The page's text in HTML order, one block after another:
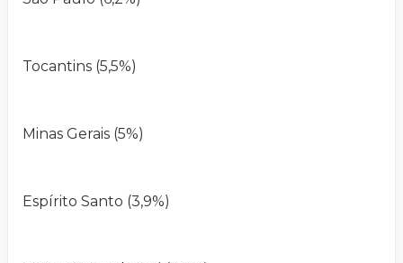
Tocantins (5,5%)
Minas Gerais (5%)
Espírito Santo (3,9%)